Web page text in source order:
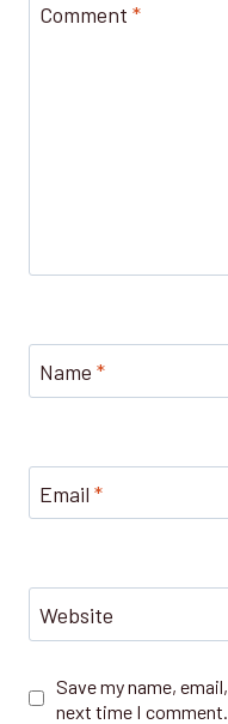
Comment *
Name *
Email *
Website
Save my name,
next time I comment.